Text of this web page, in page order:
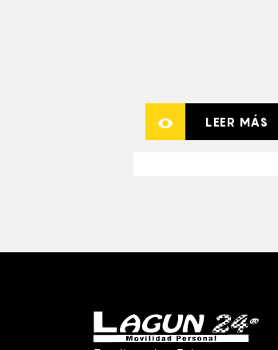
LEER MÁS